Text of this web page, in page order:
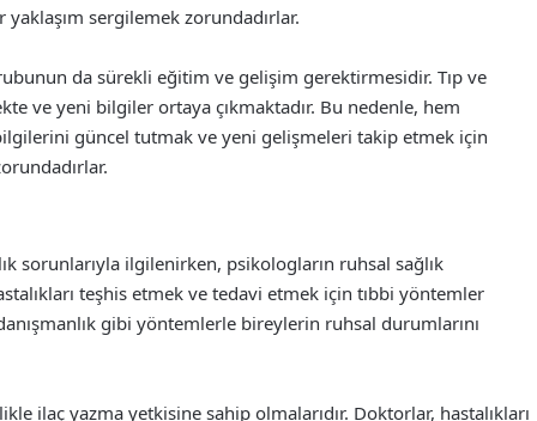
sergilemek zorundadırlar.
da sürekli eğitim ve gelişim gerektirmesidir. Tıp ve
ve yeni bilgiler ortaya çıkmaktadır. Bu nedenle, hem
güncel tutmak ve yeni gelişmeleri takip etmek için
sorunlarıyla ilgilenirken, psikologların ruhsal sağlık
teşhis etmek ve tedavi etmek için tıbbi yöntemler
gibi yöntemlerle bireylerin ruhsal durumlarını
ilaç yazma yetkisine sahip olmalarıdır. Doktorlar, hastalıkları